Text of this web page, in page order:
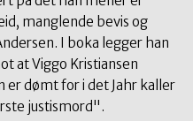
manglende bevis og
I boka legger han
at Viggo Kristiansen
er dømt for i det Jahr kaller
justismord".